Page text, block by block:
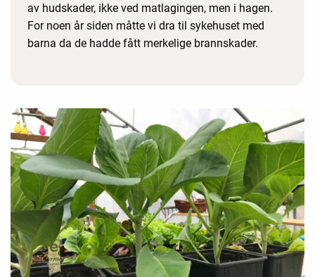
av hudskader, ikke ved matlagingen, men i hagen.
For noen år siden måtte vi dra til sykehuset med
barna da de hadde fått merkelige brannskader.